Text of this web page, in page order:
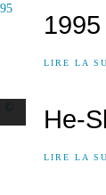
1995
LIRE LA
He-
LIRE LA